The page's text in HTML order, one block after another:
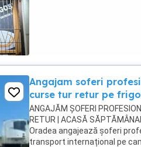
Angajam soferi
curse tur retur pe
ANGAJĂM ȘOFERI
RETUR | ACASĂ
Oradea angajează șoferi
transport internațional pe